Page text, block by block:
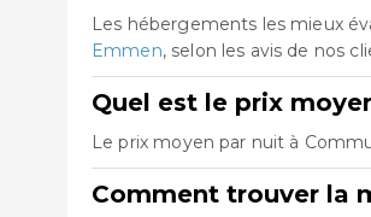
Les hébergements les mieux
Emmen, selon les avis de nos
Quel est le prix
Le prix moyen par nuit à
Comment trouver la